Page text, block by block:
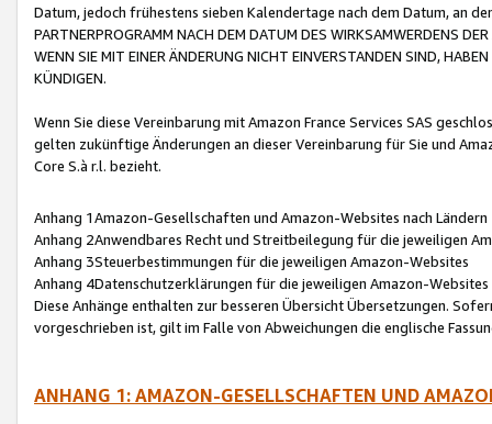
Datum, jedoch frühestens sieben Kalendertage nach dem Datum, an
PARTNERPROGRAMM NACH DEM DATUM DES WIRKSAMWERDENS
WENN SIE MIT EINER ÄNDERUNG NICHT EINVERSTANDEN SIND,
KÜNDIGEN.
Wenn Sie diese Vereinbarung mit Amazon France Services SAS
gelten zukünftige Änderungen an dieser Vereinbarung für Sie und
Core S.à r.l. bezieht.
Anhang 1Amazon-Gesellschaften und Amazon-Websites nach Ländern
Anhang 2Anwendbares Recht und Streitbeilegung für die jeweiligen
Anhang 3Steuerbestimmungen für die jeweiligen Amazon-Websites
Anhang 4Datenschutzerklärungen für die jeweiligen Amazon-Websites
Diese Anhänge enthalten zur besseren Übersicht Übersetzungen.
vorgeschrieben ist, gilt im Falle von Abweichungen die englische
ANHANG 1: AMAZON-GESELLSCHAFTEN UND